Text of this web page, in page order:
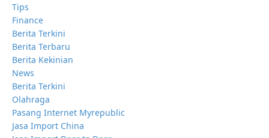
Tips
Finance
Berita Terkini
Berita Terbaru
Berita Kekinian
News
Berita Terkini
Olahraga
Pasang Internet Myrepublic
Jasa Import China